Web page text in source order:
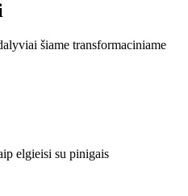
šiame transformaciniame
elgieisi su pinigais